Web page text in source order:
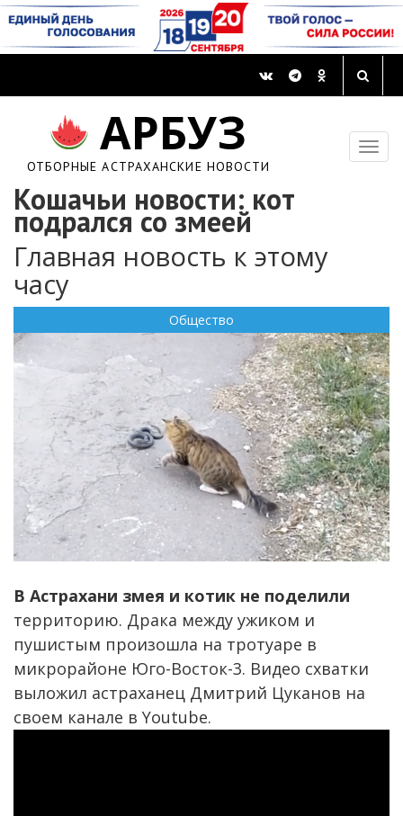
АРБУЗ
ОТБОРНЫЕ АСТРАХАНСКИЕ НОВОСТИ
Кошачьи новости: кот
подрался со змеей
Главная новость к этому
часу
Общество
В Астрахани змея и котик не поделили
территорию. Драка между ужиком и
пушистым произошла на тротуаре в
микрорайоне Юго-Восток-3. Видео схватки
выложил астраханец Дмитрий Цуканов на
своем канале в Youtube.